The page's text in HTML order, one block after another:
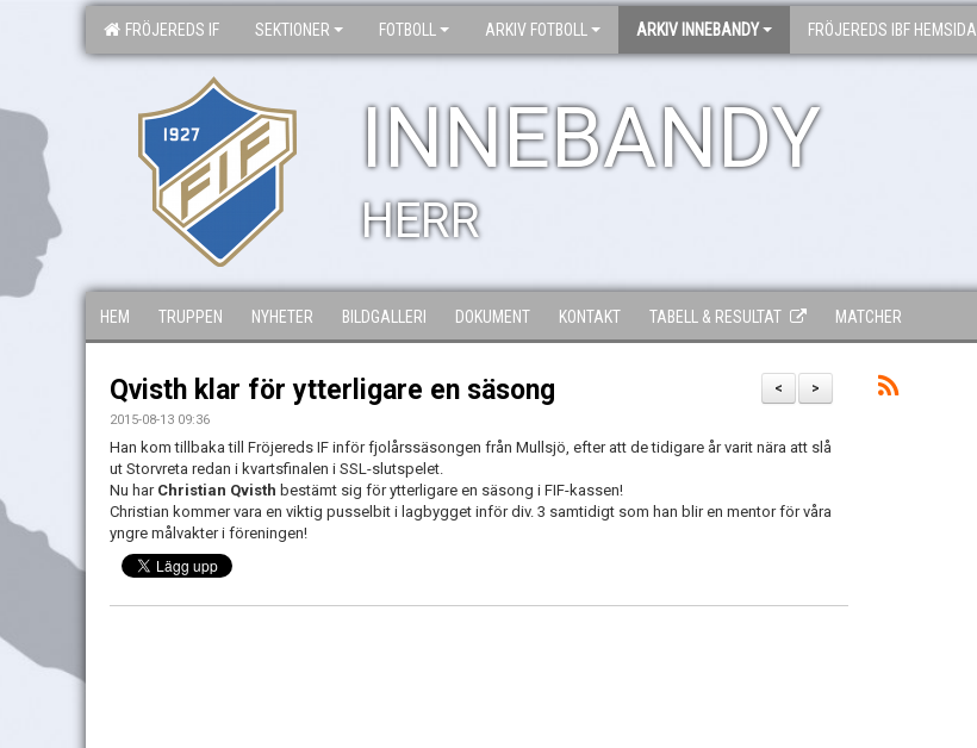
FRÖJEREDS IF SEKTIONER FOTBOLL ARKIV FOTBOLL ARKIV INNEBANDY FRÖJEREDS IBF HEMSIDA
INNEBANDY
HERR
HEM TRUPPEN NYHETER BILDGALLERI DOKUMENT KONTAKT TABELL & RESULTAT MATCHER
>
<
Qvisth klar för ytterligare en säsong
2015-08-13 09:36
Han kom tillbaka till Fröjereds IF inför fjolårssäsongen från Mullsjö, efter att de tidigare år varit nära att slå
ut Storvreta redan i kvartsfinalen i SSL-slutspelet.
Nu har Christian Qvisth bestämt sig för ytterligare en säsong i FIF-kassen!
Christian kommer vara en viktig pusselbit i lagbygget inför div. 3 samtidigt som han blir en mentor för våra
yngre målvakter i föreningen!